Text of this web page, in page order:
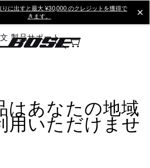
りに出すと最大 ¥30,000 のクレジットを獲得で
きます。
製品サポート
はあなたの地域
用いただけませ